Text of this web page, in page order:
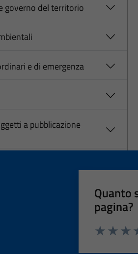
governo del territorio
e di emergenza
a pubblicazione
Quanto
pagina?